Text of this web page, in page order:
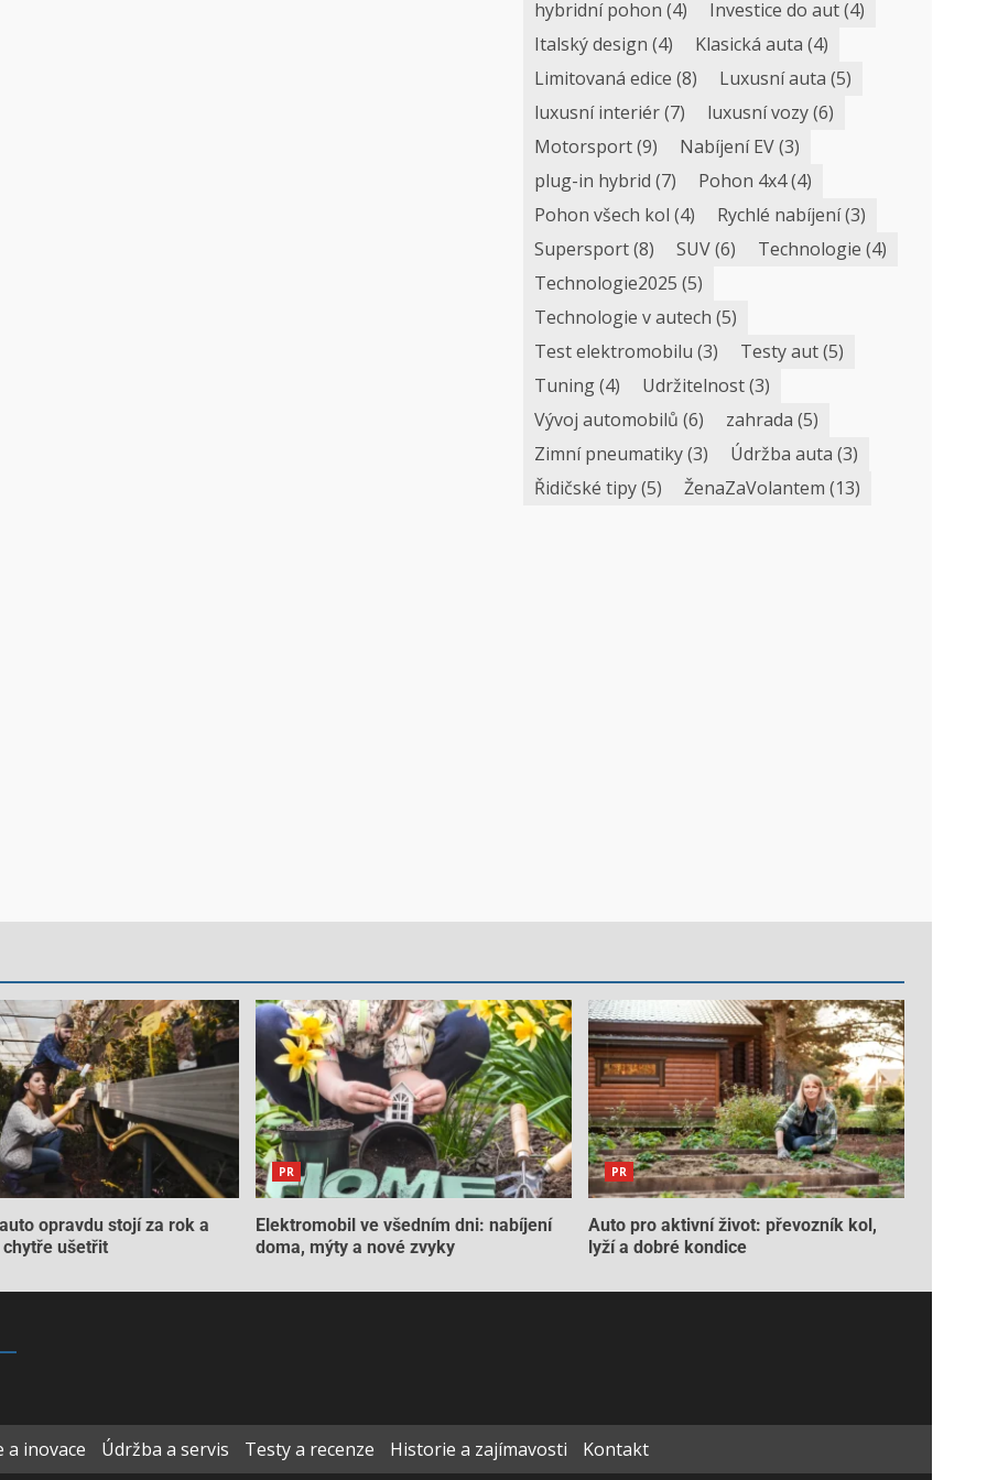
hybridní pohon (4) Investice do aut(4)
Italský design (4) Klasická auta (4)
Limitovaná edice (8) Luxusní auta (5)
luxusní interiér(7) luxusní vozy(6)
Motorsport(9) Nabíjení EV(3)
plug-in hybrid (7) Pohon 4x4(4)
Pohon všech kol (4) Rychlé nabíjení(3)
Supersport(8) SUV(6) Technologie (4)
Technologie2025 (5)
Technologie v autech (5)
Test elektromobilu (3) Testy aut(5)
Tuning(4) Udržitelnost(3)
Vývoj automobilů (6) zahrada (5)
Zimní pneumatiky(3) Údržba auta (3)
Řidičské tipy(5) ŽenaZaVolantem (13)
opravdu stojí za rok a
chytře ušetřit
PR
Elektromobil ve všedním dni: nabíjení
doma, mýty a nové zvyky
PR
Auto pro aktivní život: převozník kol,
lyží a dobré kondice
a inovace Údržba a servis Testy a recenze Historie a zajímavosti Kontakt